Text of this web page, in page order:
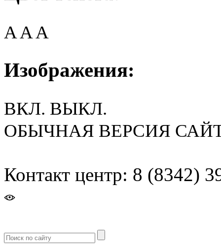
AAA
Изображения:
ВКЛ. ВЫКЛ.
ОБЫЧНАЯ ВЕРСИЯ
Контакт центр: 8 (8342)